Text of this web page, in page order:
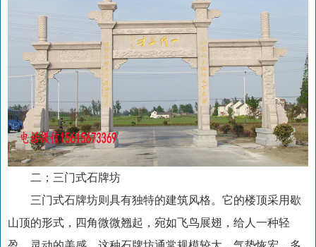
二；三门式石牌坊
三门式石牌坊则具有独特的建筑风格。它的楼顶采用歇
山顶的形式，四角微微翘起，宛如飞鸟展翅，给人一种轻